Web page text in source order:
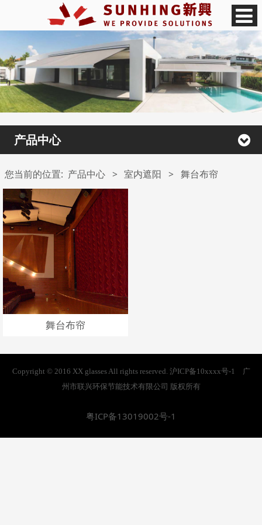
产品中心
您当前的位置: 产品中心 > 室内遮阳 > 舞台布帘
舞台布帘
Copyright © 2016 XX glasses All rights reserved. 沪ICP备10xxxx号-1 广
州市联兴环保节能技术有限公司 版权所有
粤ICP备13019002号-1